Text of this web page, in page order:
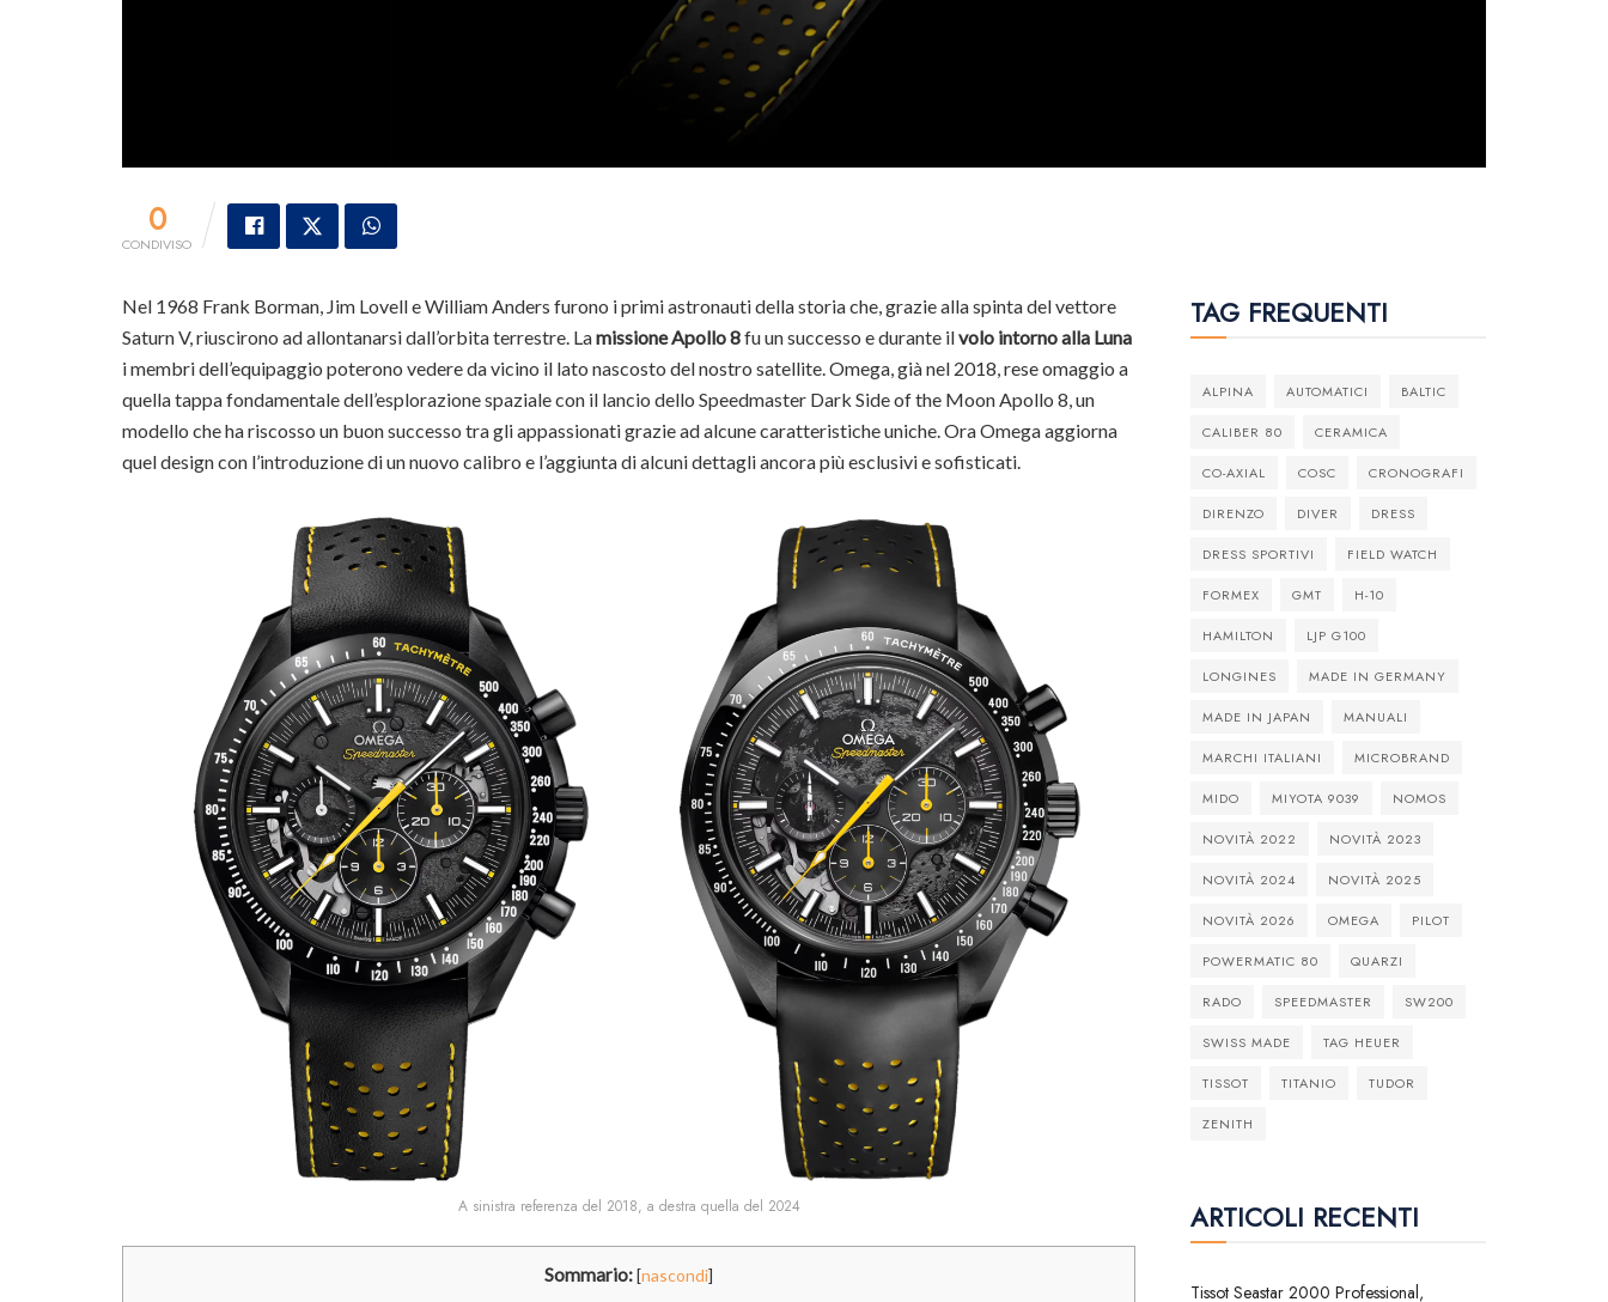
0
CONDIVISO
Nel 1968 Frank Borman, Jim Lovell e William Anders furono i primi astronauti della storia che, grazie alla spinta del vettore
Saturn V, riuscirono ad allontanarsi dall’orbita terrestre. Lamissione Apollo 8fu un successo e durante ilvolo intorno alla Luna
i membri dell’equipaggio poterono vedere da vicino il lato nascosto del nostro satellite. Omega, già nel 2018, rese omaggio a
quella tappa fondamentale dell’esplorazione spaziale con il lancio dello Speedmaster Dark Side of the Moon Apollo 8, un
modello che ha riscosso un buon successo tra gli appassionati grazie ad alcune caratteristiche uniche. Ora Omega aggiorna
quel design con l’introduzione di un nuovo calibro e l’aggiunta di alcuni dettagli ancora più esclusivi e sofisticati.
A sinistra referenza del 2018, a destra quella del 2024
Sommario:[nascondi]
TAG FREQUENTI
ALPINA AUTOMATICI BALTIC
CALIBER 80 CERAMICA
CO-AXIAL COSC CRONOGRAFI
DIRENZO DIVER DRESS
DRESS SPORTIVI FIELD WATCH
FORMEX GMT H-10
HAMILTON LJP G100
LONGINES MADE IN GERMANY
MADE IN JAPAN MANUALI
MARCHI ITALIANI MICROBRAND
MIDO MIYOTA 9039 NOMOS
NOVITÀ 2022 NOVITÀ 2023
NOVITÀ 2024 NOVITÀ 2025
NOVITÀ 2026 OMEGA PILOT
POWERMATIC 80 QUARZI
RADO SPEEDMASTER SW200
SWISS MADE TAG HEUER
TISSOT TITANIO TUDOR
ZENITH
ARTICOLI RECENTI
Tissot Seastar 2000 Professional,